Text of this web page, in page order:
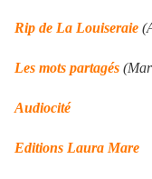
Rip de La Louiseraie
Les mots partagés
Audiocité
Editions Laura Mare